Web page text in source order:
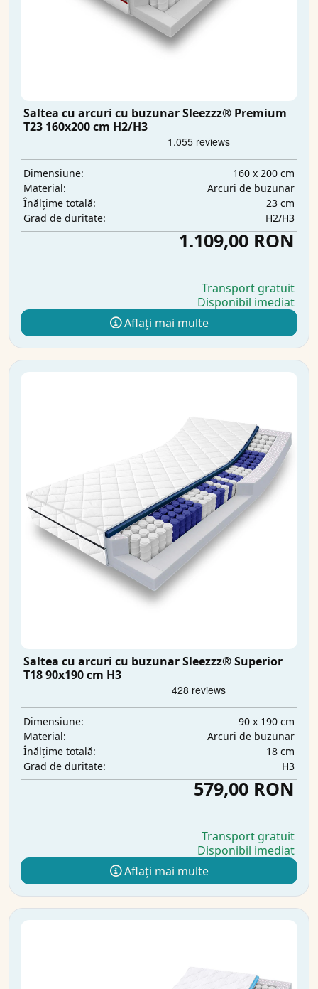
Saltea cu arcuri cu buzunar Sleezzz® Premium
T23 160x200 cm H2/H3
Dimensiune:
160 x 200 cm
Material:
Arcuri de buzunar
Înălțime totală:
23 cm
Grad de duritate:
H2/H3
1.109,00 RON
Transport gratuit
Disponibil imediat
Aflați mai multe
Saltea cu arcuri cu buzunar Sleezzz® Superior
T18 90x190 cm H3
Dimensiune:
90 x 190 cm
Material:
Arcuri de buzunar
Înălțime totală:
18 cm
Grad de duritate:
H3
579,00 RON
Transport gratuit
Disponibil imediat
Aflați mai multe